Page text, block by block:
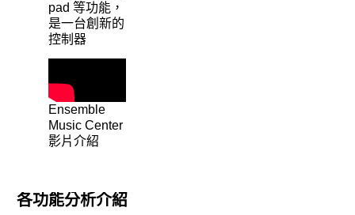
pad 等功能，
是一台創新的
控制器
Ensemble
Music Center
影片介紹
各功能分析介紹